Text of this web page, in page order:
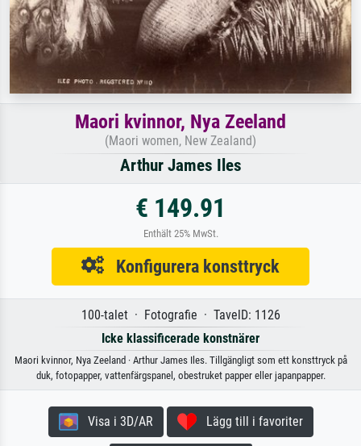
Maori kvinnor, Nya Zeeland
(Maori women, New Zealand)
Arthur James Iles
€ 149.91
Enthält 25% MwSt.
Konfigurera konsttryck
100-talet · Fotografie · TavelD: 1126
Icke klassificerade konstnärer
Maori kvinnor, Nya Zeeland · Arthur James Iles. Tillgängligt som ett konsttryck på
duk, fotopapper, vattenfärgspanel, obestruket papper eller japanpapper.
Visa i 3D/AR Lägg till i favoriter